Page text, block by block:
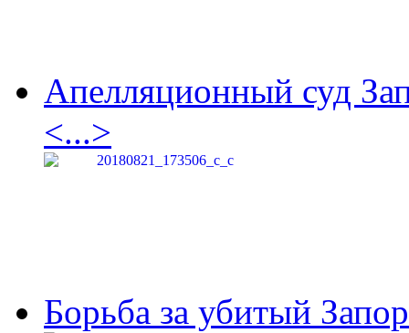
Апелляционный суд
<...>
Борьба за убитый